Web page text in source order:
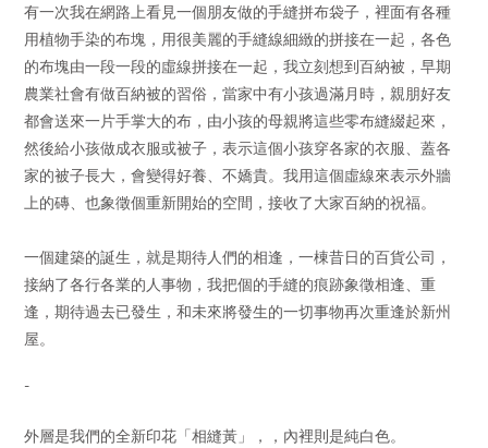
有一次我在網路上看見一個朋友做的手縫拼布袋子，裡面有各種
用植物手染的布塊，用很美麗的手縫線細緻的拼接在一起，各色
的布塊由一段一段的虛線拼接在一起，我立刻想到百納被，早期
農業社會有做百納被的習俗，當家中有小孩過滿月時，親朋好友
都會送來一片手掌大的布，由小孩的母親將這些零布縫綴起來，
然後給小孩做成衣服或被子，表示這個小孩穿各家的衣服、蓋各
家的被子長大，會變得好養、不嬌貴。我用這個虛線來表示外牆
上的磚、也象徵個重新開始的空間，接收了大家百納的祝福。
一個建築的誕生，就是期待人們的相逢，一棟昔日的百貨公司，
接納了各行各業的人事物，我把個的手縫的痕跡象徵相逢、重
逢，期待過去已發生，和未來將發生的一切事物再次重逢於新州
屋。
-
外層是我們的全新印花「相縫黃」，，內裡則是純白色。